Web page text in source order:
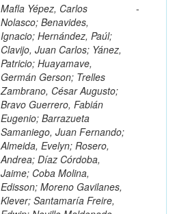
Mafla Yépez, Carlos
Nolasco; Benavides,
Ignacio; Hernández, Paúl;
Clavijo, Juan Carlos; Yánez,
Patricio; Huayamave,
Germán Gerson; Trelles
Zambrano, César Augusto;
Bravo Guerrero, Fabián
Eugenio; Barrazueta
Samaniego, Juan Fernando;
Almeida, Evelyn; Rosero,
Andrea; Díaz Córdoba,
Jaime; Coba Molina,
Edisson; Moreno Gavilanes,
Klever; Santamaría Freire,
-